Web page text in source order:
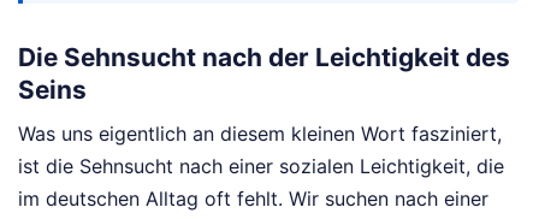
Die Sehnsucht nach der Leichtigkeit des
Seins
Was uns eigentlich an diesem kleinen Wort fasziniert,
ist die Sehnsucht nach einer sozialen Leichtigkeit, die
im deutschen Alltag oft fehlt. Wir suchen nach einer